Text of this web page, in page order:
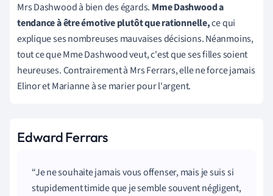
Mrs Dashwood à bien des égards. Mme Dashwood a
tendance à être émotive plutôt que rationnelle,ce qui
explique ses nombreuses mauvaises décisions. Néanmoins,
tout ce que Mme Dashwood veut, c'est que ses filles soient
heureuses. Contrairement à Mrs Ferrars, elle ne force jamais
Elinor et Marianne à se marier pour l'argent.
Edward Ferrars
Je ne souhaite jamais vous offenser, mais je suis si
stupidement timide que je semble souvent négligent,